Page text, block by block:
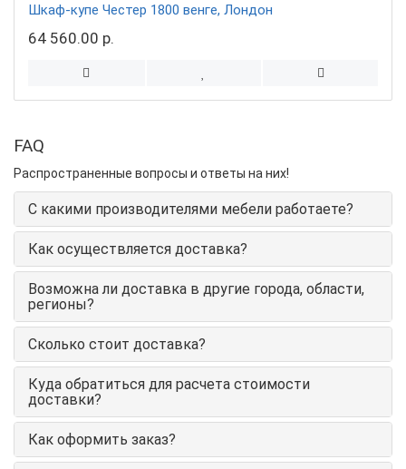
Шкаф-купе Честер 1800 венге, Лондон
64 560.00 р.
FAQ
Распространенные вопросы и ответы на них!
С какими производителями мебели работаете?
Как осуществляется доставка?
Возможна ли доставка в другие города, области,
регионы?
Сколько стоит доставка?
Куда обратиться для расчета стоимости
доставки?
Как оформить заказ?